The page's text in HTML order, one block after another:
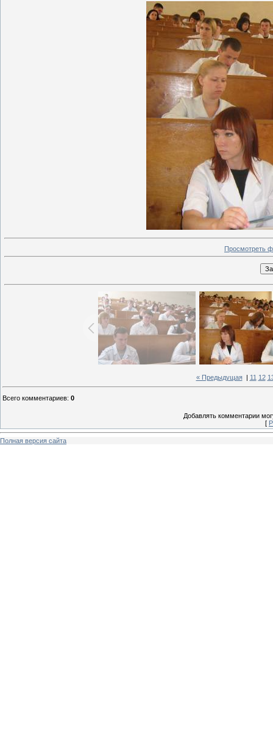
Просмотреть
« Предыдущая| 11 12
Всего комментариев: 0
Добавлять комментарии
[
Полная версия сайта